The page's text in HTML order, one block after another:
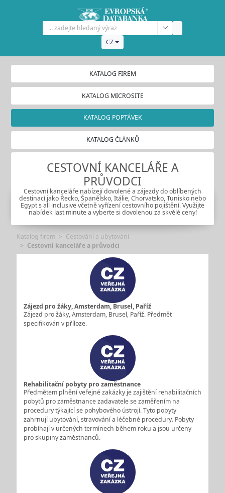
CZ
KATALOG FIREM
KATALOG MICROSITE
KATALOG POPTÁVEK
KATALOG ČLÁNKŮ
CESTOVNÍ KANCELÁŘE A
PRŮVODCI
Cestovní kanceláře nabízejí dovolené a zájezdy do oblíbených
destinací jako Řecko, Španělsko, Itálie, Chorvatsko, Tunisko nebo
Egypt s all inclusive včetně vyřízení cestovního pojištění. Využijte
nabídek last minute a vyberte si dovolenou za skvělé ceny!
Katalog firem
Cestování a ubytování
Cestovní kanceláře a průvodci
Zájezd pro žáky, Amsterdam, Brusel, Paříž
Zájezd pro žáky, Amsterdam, Brusel, Paříž. Předmět
specifikován v příloze.
Rehabilitační pobyty pro zaměstnance
Předmětem plnění veřejné zakázky je zajištění rehabilitačních
pobytů pro zaměstnance zadavatele se zaměřením na
procedury týkající se pohybového ústrojí. Tyto pobyty
zahrnují ubytování, stravování a léčebné procedury. Pobyty
probíhají v určených termínech během roku a jsou určeny
pro skupiny zaměstnanců.